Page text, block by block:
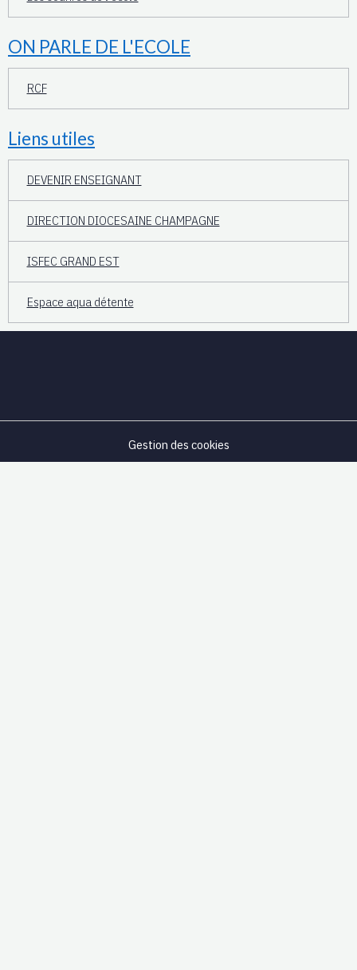
ON PARLE DE L'ECOLE
RCF
Liens utiles
DEVENIR ENSEIGNANT
DIRECTION DIOCESAINE CHAMPAGNE
ISFEC GRAND EST
Espace aqua détente
Gestion des cookies